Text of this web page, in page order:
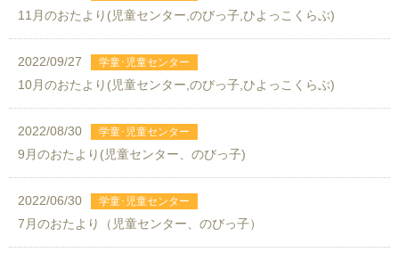
11月のおたより(児童センター,のびっ子,ひよっこくらぶ)
2022/09/27
10月のおたより(児童センター,のびっ子,ひよっこくらぶ)
2022/08/30
9月のおたより(児童センター、のびっ子)
2022/06/30
7月のおたより（児童センター、のびっ子）